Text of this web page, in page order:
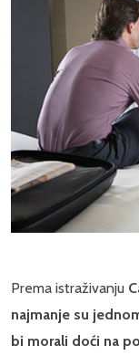
Prema istraživanju
najmanje su
bi morali doći na